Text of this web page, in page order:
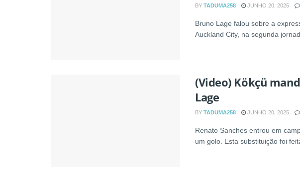
BY TADUMA258 JUNHO 20, 2025
Bruno Lage falou sobre a
Auckland City, na segunda
(Video) Kökçü
Lage
BY TADUMA258 JUNHO 20, 2025
Renato Sanches entrou em
um golo. Esta substituição foi